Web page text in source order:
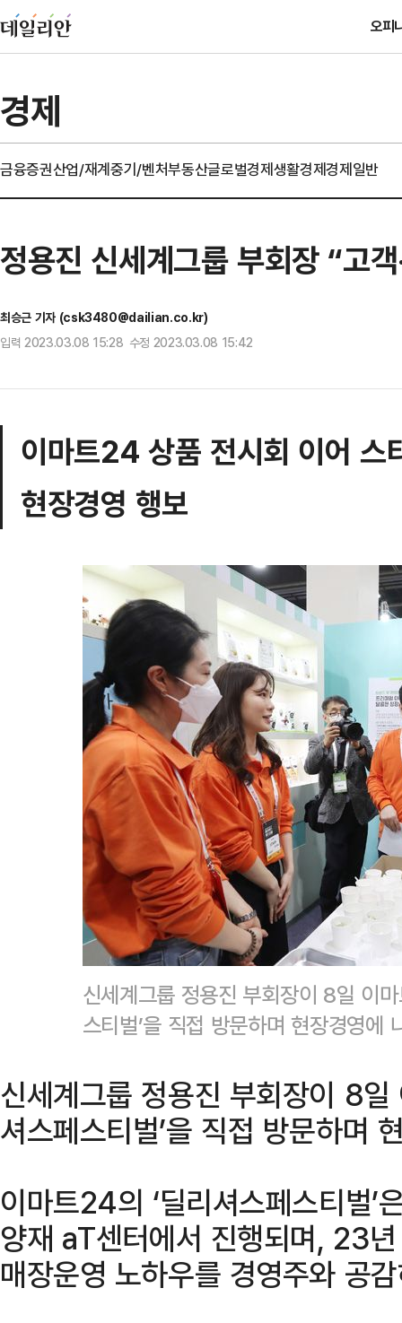
오피
경제
금융증권산업/재계중기/벤처부동산글로벌경제생활경제경제일반
정용진 신세계그룹 부회장 “고
최승근 기자 (csk3480@dailian.co.kr)
입력 2023.03.08 15:28 수정 2023.03.08 15:42
이마트24 상품 전시회 이어 스
현장경영 행보
신세계그룹 정용진 부회장이 8일 이
스티벌’을 직접 방문하며 현장경영
신세계그룹 정용진 부회장이 8
셔스페스티벌’을 직접 방문하며
이마트24의 ‘딜리셔스페스티벌
양재 aT센터에서 진행되며, 23
매장운영 노하우를 경영주와 공